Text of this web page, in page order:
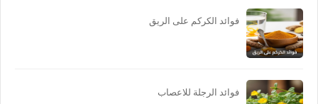
فوائد الكركم على الريق
فوائد الرجلة للاعصاب